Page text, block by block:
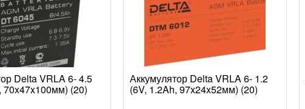
Delta VRLA 6- 4.5
70x47x100мм) (20)
Аккумулятор Delta VRLA 6- 1.2
(6V, 1.2Ah, 97x24x52мм) (20)